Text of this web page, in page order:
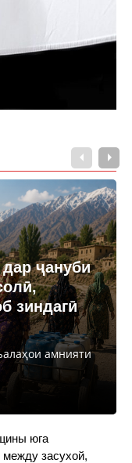
ҷануби
зиндагӣ
амнияти
юга
засухой,